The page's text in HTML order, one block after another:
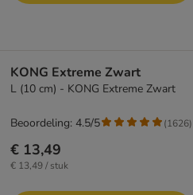
KONG Extreme Zwart
L (10 cm) - KONG Extreme Zwart
€ 13,49
€ 13,49 / stuk
Beoordeling: 4.5/5 (1626)